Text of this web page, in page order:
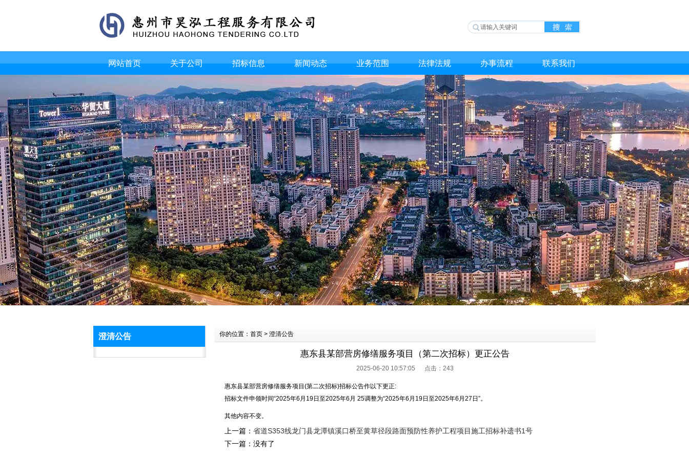
网站首页 关于公司 招标信息 新闻动态 业务范围 法律法规 办事流程 联系我们
澄清公告 你的位置：首页 > 澄清公告
惠东县某部营房修缮服务项目（第二次招标）更正公告
2025-06-20 10:57:05 点击： 243
惠东县某部营房修缮服务项目(第二次招标)招标公告作以下更正:
招标文件申领时间“2025年6月19日至2025年6月 25调整为“2025年6月19日至2025年6月27日”。
其他内容不变。
上一篇： 省道S353线龙门县龙潭镇溪口桥至黄草径段路面预防性养护工程项目施工招标补遗书1号
下一篇：没有了